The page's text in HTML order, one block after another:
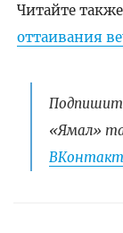
Читайте
оттаивания
«Ямал»